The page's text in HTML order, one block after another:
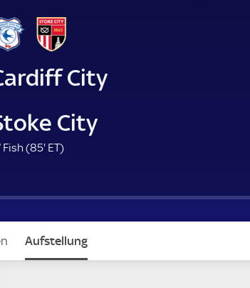
City
City
Fish (85'8
m
n
u
t
ETE
)
Aufstellung